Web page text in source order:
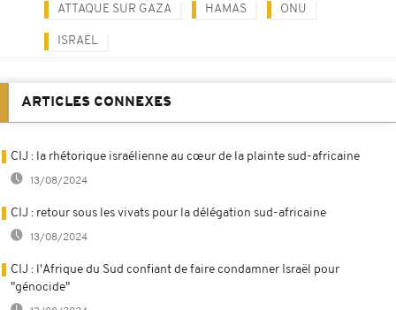
ATTAQUE SUR GAZA HAMAS ONU
ISRAËL
ARTICLES CONNEXES
CIJ : la rhétorique israélienne au cœur de la plainte sud-africaine
13/08/2024
CIJ : retour sous les vivats pour la délégation sud-africaine
13/08/2024
CIJ : l'Afrique du Sud confiant de faire condamner Israël pour
"génocide"